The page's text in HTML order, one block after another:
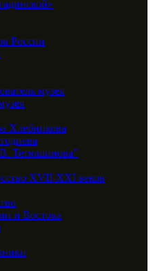
России
музея
Хлебникова
Тетюшинова”
XVII-XXI веков
и Востока